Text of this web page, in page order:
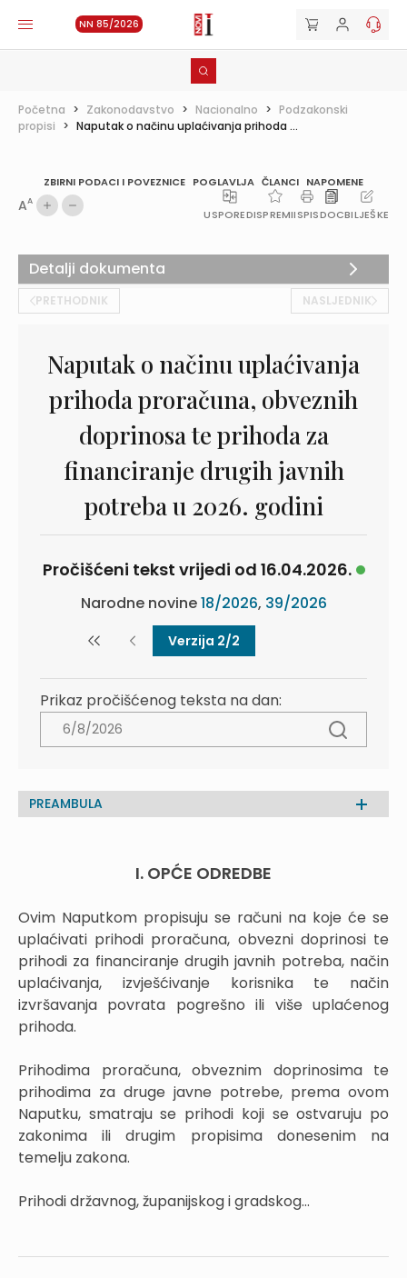
NN 85/2026
Početna > Zakonodavstvo > Nacionalno > Podzakonski
propisi > Naputak o načinu uplaćivanja prihoda ...
ZBIRNI PODACI I POVEZNICE POGLAVLJA ČLANCI NAPOMENE
AA
USPOREDISPREMIISPISDOCBILJEŠKE
PRETHODNIK NASLJEDNIK
Naputak o načinu uplaćivanja
prihoda proračuna, obveznih
doprinosa te prihoda za
financiranje drugih javnih
potreba u 2026. godini
Pročišćeni tekst vrijedi od 16.04.2026.
Narodne novine18/2026, 39/2026
Verzija 2/2
Prikaz pročišćenog teksta na dan:
PREAMBULA
I. OPĆE ODREDBE
Ovim Naputkom propisuju se računi na koje će se
uplaćivati prihodi proračuna, obvezni doprinosi te
prihodi za financiranje drugih javnih potreba, način
uplaćivanja, izvješćivanje korisnika te način
izvršavanja povrata pogrešno ili više uplaćenog
prihoda.
Prihodima proračuna, obveznim doprinosima te
prihodima za druge javne potrebe, prema ovom
Naputku, smatraju se prihodi koji se ostvaruju po
zakonima ili drugim propisima donesenim na
temelju zakona.
Prihodi državnog, županijskog i gradskog...
Detalji dokumenta